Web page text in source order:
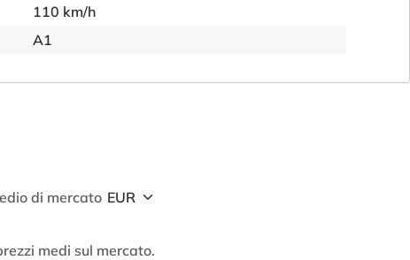
110 km/h
A1
di mercato
medi sul mercato.